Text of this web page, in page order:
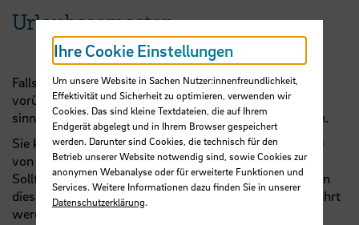
Urlaubssemester
Falls Sie aufgrund Ihrer Erkrankung oder Behinderung
vorübergehend nicht studierfähig sein sollten, wäre es
sinnvoll, ein oder mehrere Urlaubssemester einzulegen.
Sie können sich während ihres Studiums ohne Angabe
von Gründen, für zwei Semester beurlauben lassen.
Sollten Sie weitere Urlaubssemester benötigen, können
diese in besonders begründeten Ausnahmefällen gewährt
werden.
Ihre Cookie Einstellungen
Um unsere Website in Sachen Nutzer:innenfreundlichkeit,
Effektivität und Sicherheit zu optimieren, verwenden wir
Cookies. Das sind kleine Textdateien, die auf Ihrem
Endgerät abgelegt und in Ihrem Browser gespeichert
werden. Darunter sind Cookies, die technisch für den
Betrieb unserer Website notwendig sind, sowie Cookies zur
anonymen Webanalyse oder für erweiterte Funktionen und
Services. Weitere Informationen dazu finden Sie in unserer
Datenschutzerklärung.